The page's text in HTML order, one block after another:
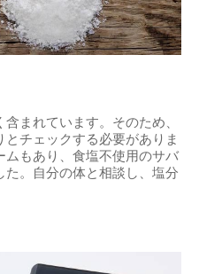
まれています。そのため、
チェックする必要がありま
もあり、食塩不使用のサバ
。自分の体と相談し、塩分